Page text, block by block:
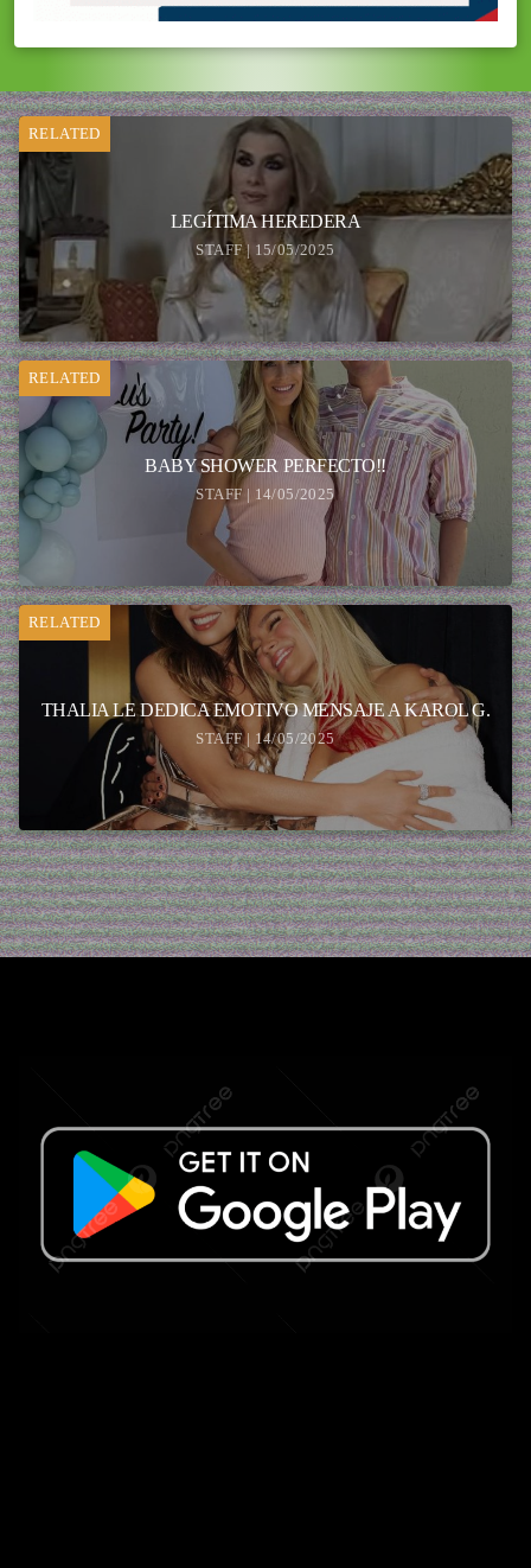
RELATED
LEGÍTIMA HEREDERA
STAFF | 15/05/2025
RELATED
BABY SHOWER PERFECTO!!
STAFF | 14/05/2025
RELATED
THALIA LE DEDICA EMOTIVO MENSAJE A KAROL G.
STAFF | 14/05/2025